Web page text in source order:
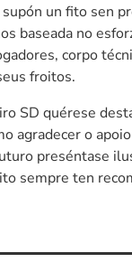
un fito sen
baseada no
corpo
froitos.
SD quérese
agradecer o
preséntase
sempre ten